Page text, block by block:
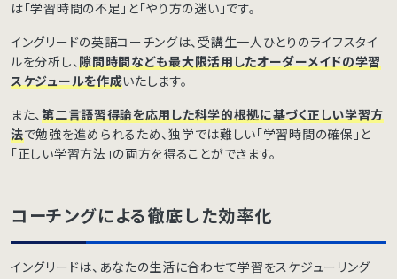
は「学習時間の不足」と「やり方の迷い」です。
イングリードの英語コーチングは、受講生一人ひとりのライフスタイ
ルを分析し、隙間時間なども最大限活用したオーダーメイドの学習
スケジュールを作成いたします。
また、第二言語習得論を応用した科学的根拠に基づく正しい学習方
法で勉強を進められるため、独学では難しい「学習時間の確保」と
「正しい学習方法」の両方を得ることができます。
コーチングによる徹底した効率化
イングリードは、あなたの生活に合わせて学習をスケジューリング